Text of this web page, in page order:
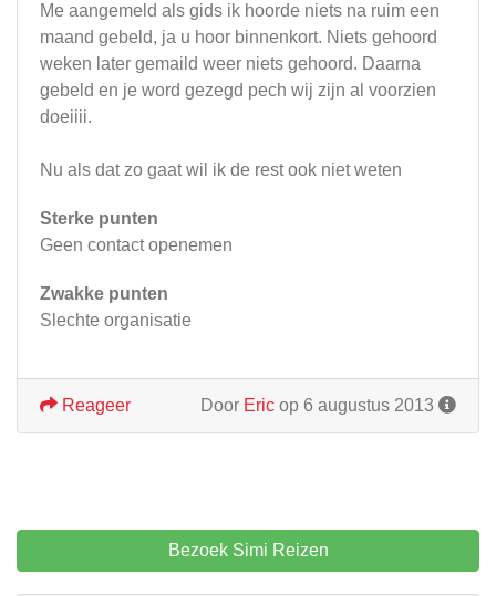
Me aangemeld als gids ik hoorde niets na ruim een
maand gebeld, ja u hoor binnenkort. Niets gehoord
weken later gemaild weer niets gehoord. Daarna
gebeld en je word gezegd pech wij zijn al voorzien
doeiiii.
Nu als dat zo gaat wil ik de rest ook niet weten
Sterke punten
Geen contact openemen
Zwakke punten
Slechte organisatie
Door Eric op 6 augustus 2013
Reageer
Bezoek Simi Reizen